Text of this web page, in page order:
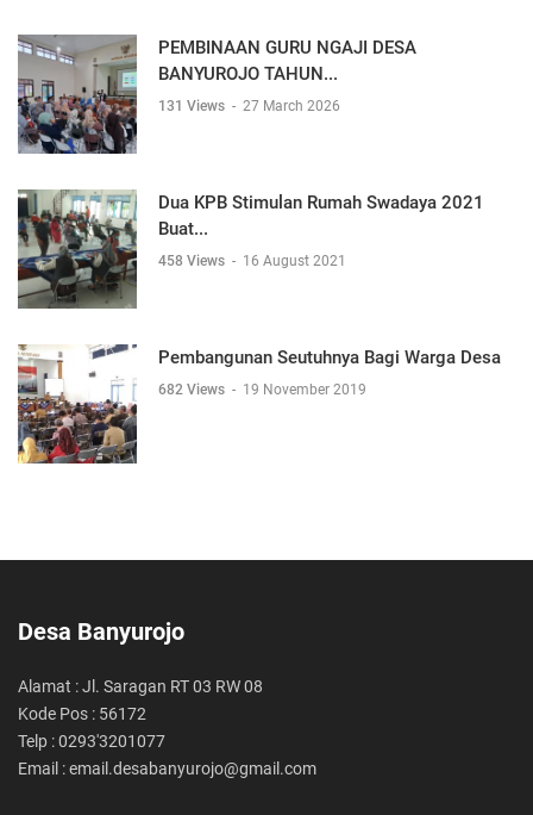
PEMBINAAN GURU NGAJI DESA
BANYUROJO TAHUN...
131 Views - 27 March 2026
Dua KPB Stimulan Rumah Swadaya 2021
Buat...
458 Views - 16 August 2021
Pembangunan Seutuhnya Bagi Warga Desa
682 Views - 19 November 2019
Desa Banyurojo
Alamat : Jl. Saragan RT 03 RW 08
Kode Pos : 56172
Telp : 0293'3201077
Email : email.desabanyurojo@gmail.com